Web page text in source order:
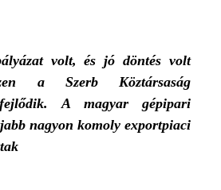
volt, és jó döntés volt
a Szerb Köztársaság
fejlődik. A magyar gépipari
nagyon komoly exportpiaci